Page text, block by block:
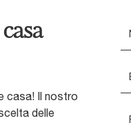
casa! Il nostro
delle